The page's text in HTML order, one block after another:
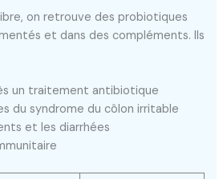
on retrouve des probiotiques
et dans des compléments. Ils
un traitement antibiotique
du syndrome du côlon irritable
et les diarrhées